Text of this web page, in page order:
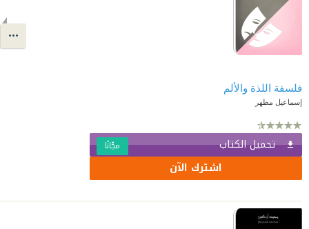
فلسفة اللذة والألم
إسماعيل مظهر
تحميل الكتاب مجّانًا
اشترك الآن